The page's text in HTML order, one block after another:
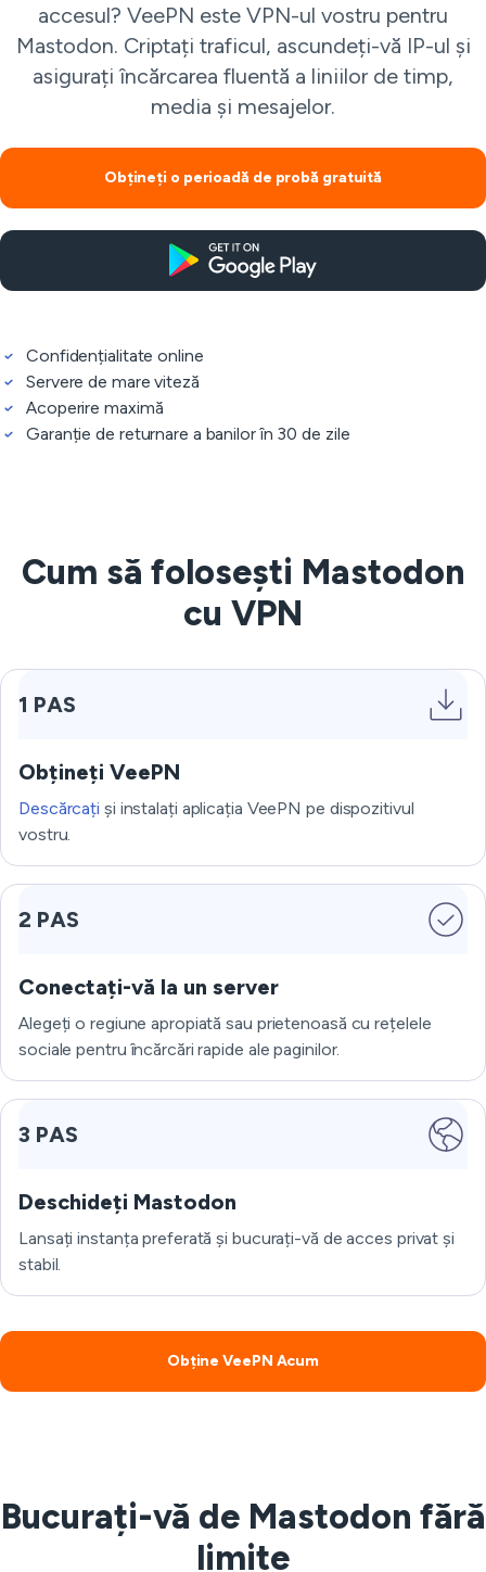
accesul? VeePN este VPN-ul vostru pentru
Mastodon. Criptați traficul, ascundeți-vă IP-ul și
asigurați încărcarea fluentă a liniilor de timp,
media și mesajelor.
Obțineți o perioadă de probă gratuită
Confidențialitate online
Servere de mare viteză
Acoperire maximă
Garanție de returnare a banilor în 30 de zile
Cum să folosești Mastodon
cu VPN
1 PAS
Obțineți VeePN
Descărcați și instalați aplicația VeePN pe dispozitivul
vostru.
2 PAS
Conectați-vă la un server
Alegeți o regiune apropiată sau prietenoasă cu rețelele
sociale pentru încărcări rapide ale paginilor.
3 PAS
Deschideți Mastodon
Lansați instanța preferată și bucurați-vă de acces privat și
stabil.
Obține VeePN Acum
Bucurați-vă de Mastodon fără
limite